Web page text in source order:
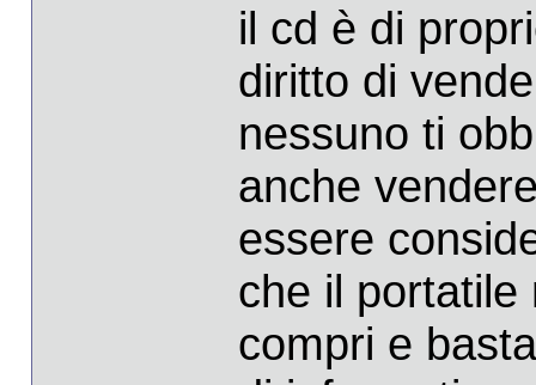
il cd è di
diritto di
nessuno ti
anche
essere
che il portatile
compri e